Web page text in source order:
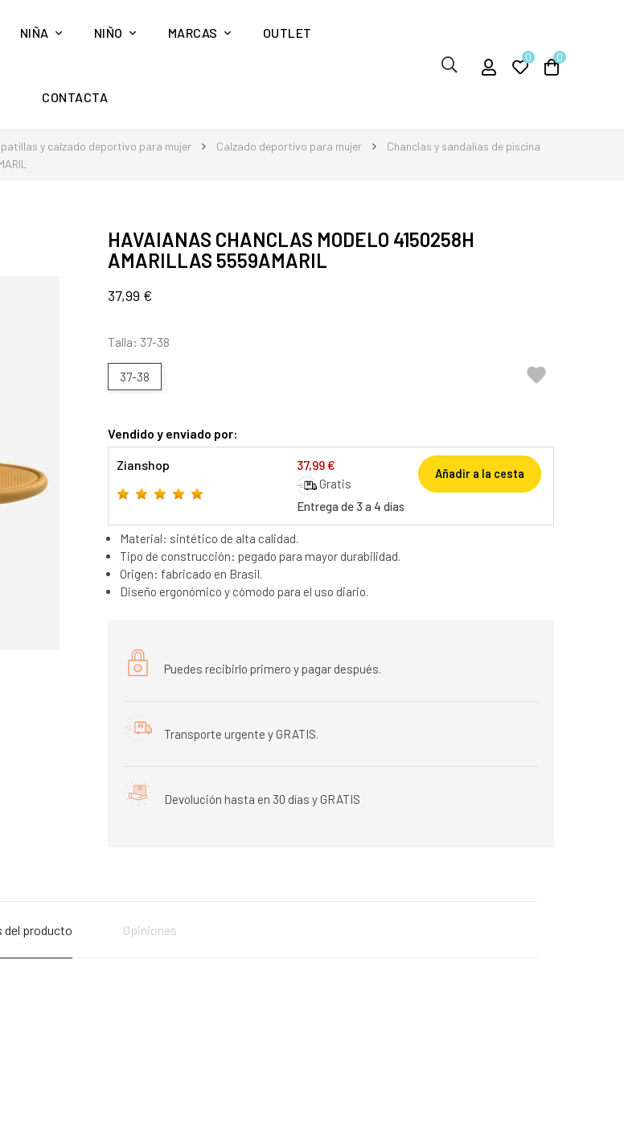
NIÑA NIÑO MARCAS OUTLET
CONTACTA
0 0
y calzado deportivo para mujer Calzado deportivo para mujer
Chanclas y sandalias de piscina
HAVAIANAS CHANCLAS MODELO 4150258H
AMARILLAS 5559AMARIL
37,99 €
Talla: 37-38
37-38 
Vendido y enviado por:
Zianshop 37,99 €
Gratis
Entrega de 3 a 4 días
Añadir a la cesta
Material: sintético de alta calidad.
Tipo de construcción: pegado para mayor durabilidad.
Origen: fabricado en Brasil.
Diseño ergonómico y cómodo para el uso diario.
Puedes recibirlo primero y pagar después.
Transporte urgente y GRATIS.
Devolución hasta en 30 días y GRATIS
del producto Opiniones